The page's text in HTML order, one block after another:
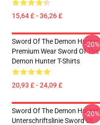
15,64 £ - 36,26 £
Sword Of The Demon Hunter
Premium Wear Sword Of The
Demon Hunter T-Shirts
20,93 £ - 24,09 £
-20%
Sword Of The Demon Hunter
Unterschriftslinie Sword Of
-20%